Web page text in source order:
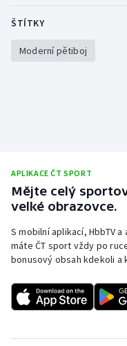
Lyže a snowboard
Moderní pětiboj
Plavání
Ragby
Rychlobruslení
ŠTÍTKY
Moderní pětiboj
APLIKACE ČT SPORT
Mějte celý
velké obrazovce.
S mobilní aplikací, HbbTV
máte ČT sport vždy po
bonusový obsah kdekoli a